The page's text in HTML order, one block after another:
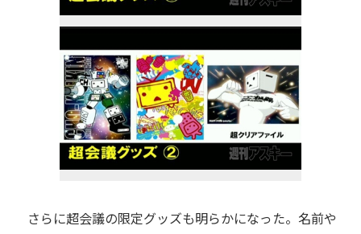
さらに超会議の限定グッズも明らかになった。名前や